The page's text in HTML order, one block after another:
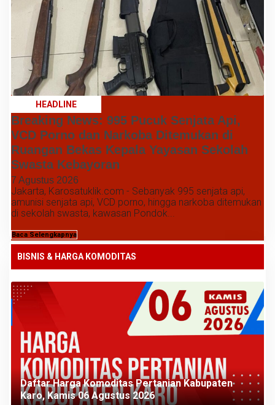
HEADLINE
Breaking News: 995 Pucuk Senjata Api,
VCD Porno dan Narkoba Ditemukan di
Ruangan Bekas Kepala Yayasan Sekolah
Swasta Kebayoran
7 Agustus 2026
Jakarta, Karosatuklik.com - Sebanyak 995 senjata api,
amunisi senjata api, VCD porno, hingga narkoba ditemukan
di sekolah swasta, kawasan Pondok...
Baca Selengkapnya
BISNIS & HARGA KOMODITAS
Daftar Harga Komoditas Pertanian Kabupaten
Karo, Kamis 06 Agustus 2026